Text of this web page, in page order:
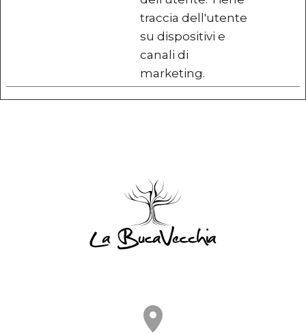
traccia dell'utente
su dispositivi e
canali di
marketing.